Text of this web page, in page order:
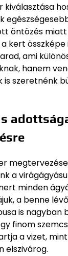
kiválasztása
öntözés
kert összképe
ami
hanem
is szeretnénk
a
minden
a benne
is nagyban
finom
a vizet,
elszivárog.